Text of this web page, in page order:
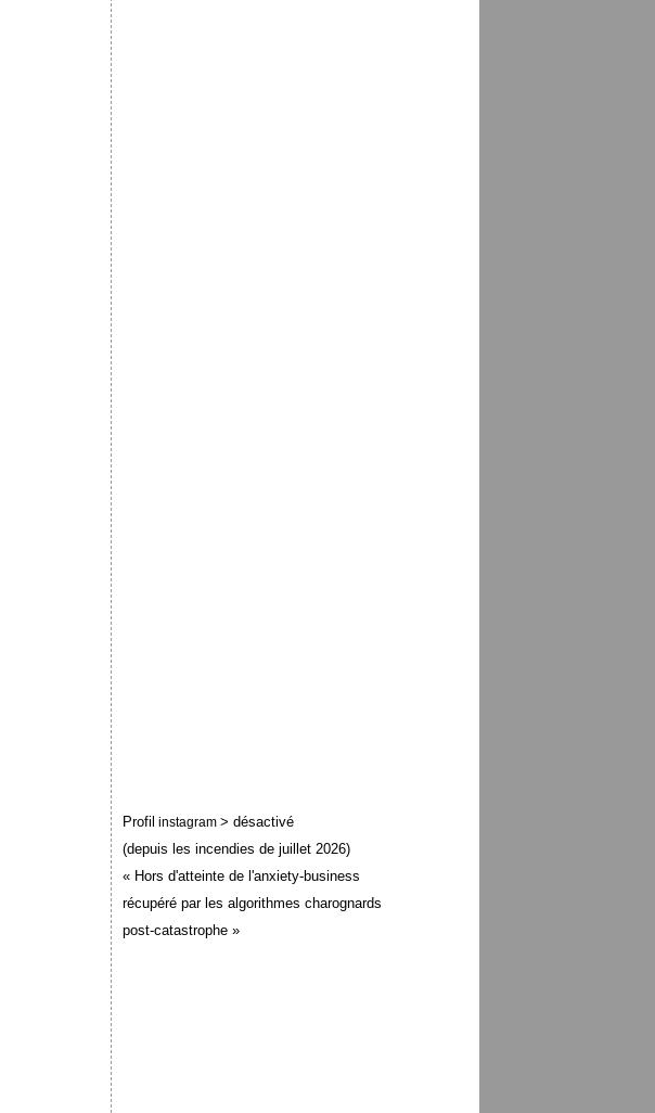
Profil instagram > désactivé
(depuis les incendies de juillet 2026)
« Hors d'atteinte de l'anxiety-business
récupéré par les algorithmes charognards
post-catastrophe »